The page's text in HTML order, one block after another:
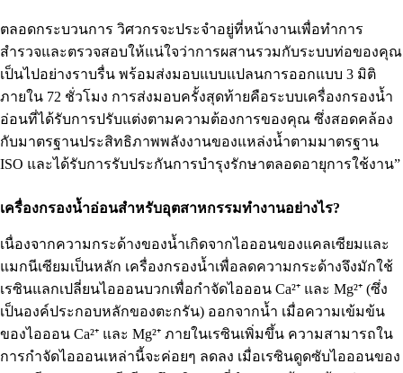
ตลอดกระบวนการ วิศวกรจะประจำอยู่ที่หน้างานเพื่อทำการ
สำรวจและตรวจสอบให้แน่ใจว่าการผสานรวมกับระบบท่อของคุณ
เป็นไปอย่างราบรื่น พร้อมส่งมอบแบบแปลนการออกแบบ 3 มิติ
ภายใน 72 ชั่วโมง การส่งมอบครั้งสุดท้ายคือระบบเครื่องกรองน้ำ
อ่อนที่ได้รับการปรับแต่งตามความต้องการของคุณ ซึ่งสอดคล้อง
กับมาตรฐานประสิทธิภาพพลังงานของแหล่งน้ำตามมาตรฐาน
ISO และได้รับการรับประกันการบำรุงรักษาตลอดอายุการใช้งาน”
เครื่องกรองน้ำอ่อนสำหรับอุตสาหกรรมทำงานอย่างไร?
เนื่องจากความกระด้างของน้ำเกิดจากไอออนของแคลเซียมและ
แมกนีเซียมเป็นหลัก เครื่องกรองน้ำเพื่อลดความกระด้างจึงมักใช้
เรซินแลกเปลี่ยนไอออนบวกเพื่อกำจัดไอออน Ca²⁺ และ Mg²⁺ (ซึ่ง
เป็นองค์ประกอบหลักของตะกรัน) ออกจากน้ำ เมื่อความเข้มข้น
ของไอออน Ca²⁺ และ Mg²⁺ ภายในเรซินเพิ่มขึ้น ความสามารถใน
การกำจัดไอออนเหล่านี้จะค่อยๆ ลดลง เมื่อเรซินดูดซับไอออนของ